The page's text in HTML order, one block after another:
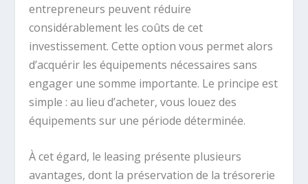
entrepreneurs peuvent réduire
considérablement les coûts de cet
investissement. Cette option vous permet alors
d’acquérir les équipements nécessaires sans
engager une somme importante. Le principe est
simple : au lieu d’acheter, vous louez des
équipements sur une période déterminée.
À cet égard, le leasing présente plusieurs
avantages, dont la préservation de la trésorerie